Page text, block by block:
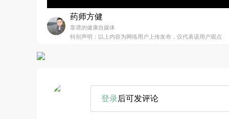
药师方健
靠谱的健康自媒体
特别声明：以上内容为网络用户上传发布，仅代表该用户观点
登录后可发评论